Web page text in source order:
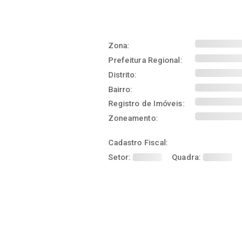
Zona:
Prefeitura Regional:
Distrito:
Bairro:
Registro de Imóveis:
Zoneamento:
Cadastro Fiscal:
Setor:
Quadra: